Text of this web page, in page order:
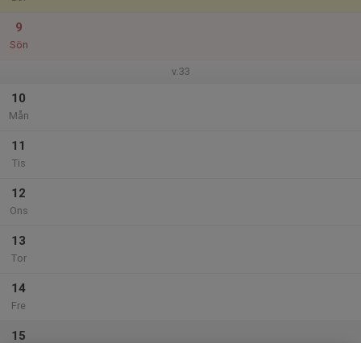
9
Sön
v.33
10
Mån
11
Tis
12
Ons
13
Tor
14
Fre
15